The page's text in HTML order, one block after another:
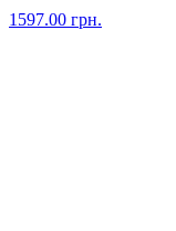
1597.00 грн.